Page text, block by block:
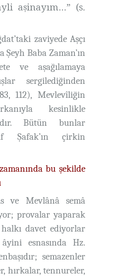
aşinayım…” (s.
zaviyede Aşçı
Şeyh Baba Zaman’ın
ve aşağılamaya
sergilediğinden
112), Mevlevîliğin
kesinlikle
Bütün bunlar
Şafak’ın çirkin
bu şekilde
ve Mevlânâ semâ
provalar yaparak
davet ediyorlar
esnasında Hz.
semazenler
hırkalar, tennureler,